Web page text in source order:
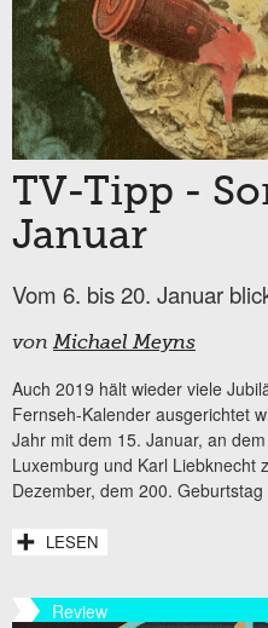
TV-Tipp -
Januar
Vom 6. bis 20. Januar
vonMichael Meyns
Auch 2019 hält wieder viele
Fernseh-Kalender ausgerichtet
Jahr mit dem 15. Januar, an
Luxemburg und Karl Liebknecht
Dezember, dem 200.
LESEN
Review